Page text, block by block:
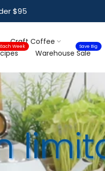
$95
Craft Coffee
Week
Warehouse Sale
Save Big